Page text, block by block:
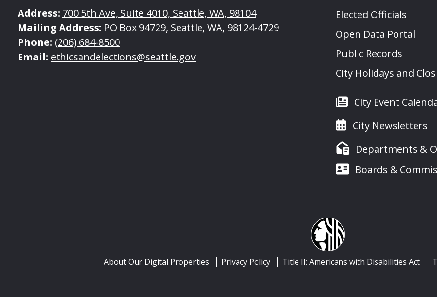
Address: 700 5th Ave, Suite 4010, Seattle, WA, 98104
Mailing Address: PO Box 94729, Seattle, WA, 98124-4729
Phone: (206) 684-8500
Email: ethicsandelections@seattle.gov
Elected Officials
Open Data Portal
Public Records
City Holidays and
City Event
City Newsletters
Departments &
Boards &
About Our Digital Properties Privacy Policy Title II: Americans with Disabilities Act